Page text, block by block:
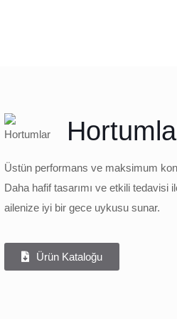
Üstün performans ve maksimum
Daha hafif tasarımı ve etkili tedavisi
ailenize iyi bir gece uykusu sunar.
Ürün Kataloğu